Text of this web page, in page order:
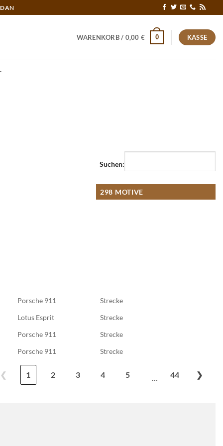
WARENKORB / 0,00 € 0 KASSE
Suchen:
298 MOTIVE
Porsche 911
Strecke
Lotus Esprit
Strecke
Porsche 911
Strecke
Porsche 911 Strecke
❮ 1 2 3 4 5 … 44 ❯